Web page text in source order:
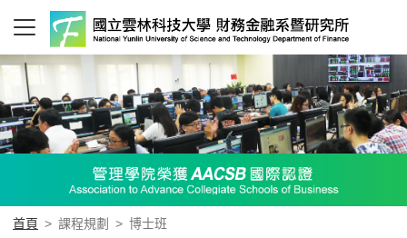
首頁 > 課程規劃 > 博士班